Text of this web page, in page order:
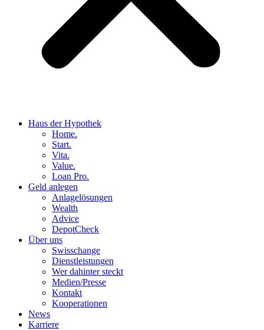
Haus der Hypothek
Home.
Start.
Vita.
Value.
Loan Pro.
Geld anlegen
Anlagelösungen
Wealth
Advice
DepotCheck
Über uns
Swisschange
Dienstleistungen
Wer dahinter steckt
Medien/Presse
Kontakt
Kooperationen
News
Karriere